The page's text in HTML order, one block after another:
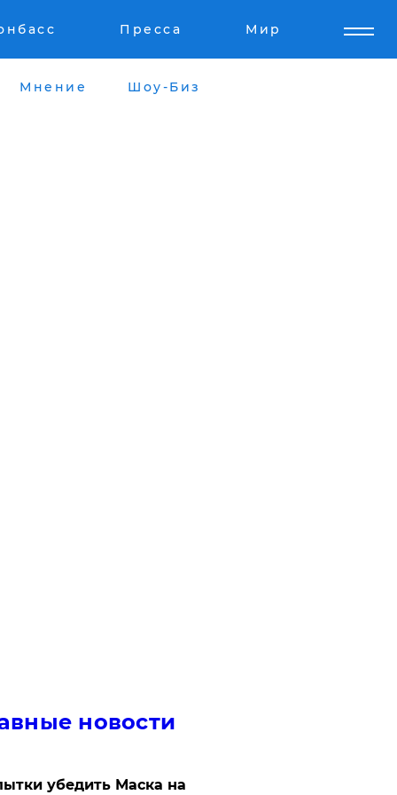
Пресса Мир
Мнение Шоу-Биз
новости
убедить Маска на